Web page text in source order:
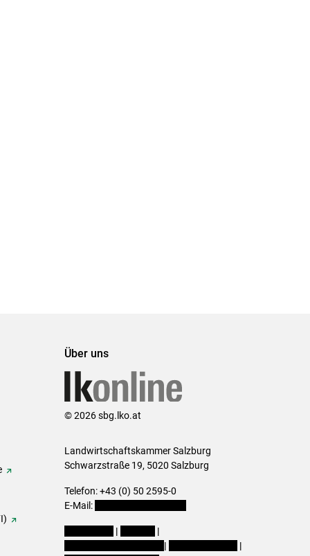
Über uns
© 2026 sbg.lko.at
Landwirtschaftskammer Salzburg
Schwarzstraße 19, 5020 Salzburg
Telefon: +43 (0) 50 2595-0
E-Mail:
|
|
|
|